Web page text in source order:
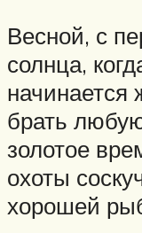
Весной, с
солнца,
начинается
брать
золотое
охоты
хорошей